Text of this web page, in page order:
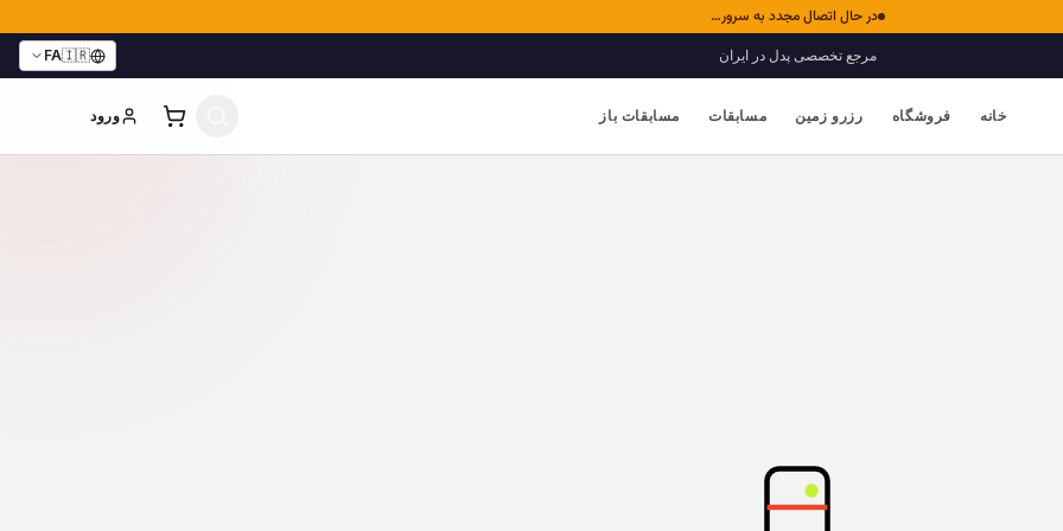
در حال اتصال مجدد به سرور…
مرجع تخصصی پدل در ایران 🇮🇷
FA
خانه فروشگاه رزرو زمین مسابقات مسابقات باز ورود